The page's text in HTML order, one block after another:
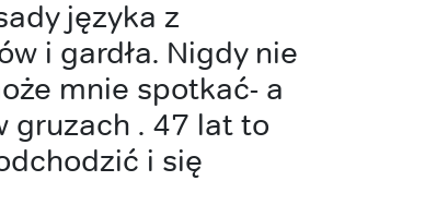
języka z
i gardła. Nigdy nie
mnie spotkać- a
gruzach . 47 lat to
i się